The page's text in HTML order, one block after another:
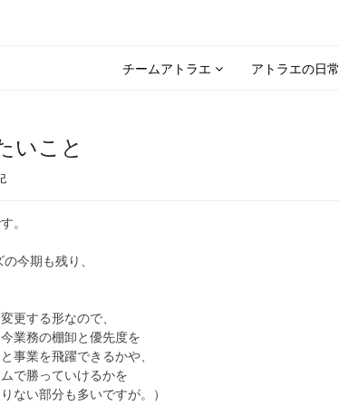
チームアトラエ アトラエの日常
いこと
。
今期も残り、
更する形なので、
業務の棚卸と優先度を
事業を飛躍できるかや、
で勝っていけるかを
ない部分も多いですが。）